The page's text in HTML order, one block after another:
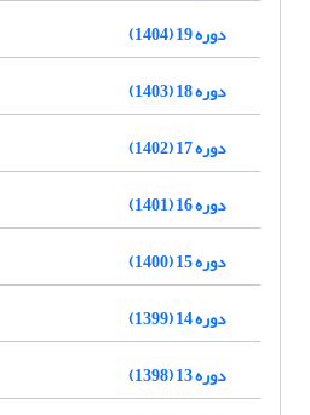
دوره 19 (1404)
دوره 18 (1403)
دوره 17 (1402)
دوره 16 (1401)
دوره 15 (1400)
دوره 14 (1399)
دوره 13 (1398)